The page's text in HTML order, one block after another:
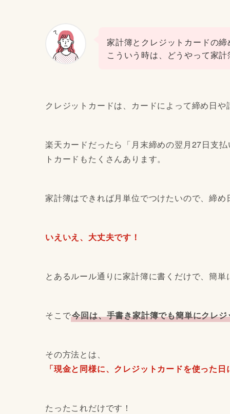
家計簿とクレジットカードの
こういう時は、どうやって家
クレジットカードは、カードによって締め日
楽天カードだったら「月末締めの翌月27日支
トカードもたくさんあります。
家計簿はできれば月単位でつけたいので、締
いえいえ、大丈夫です！
とあるルール通りに家計簿に書くだけで、簡
そこで今回は、手書き家計簿でも簡単にクレ
その方法とは、
「現金と同様に、クレジットカードを使った
たったこれだけです！